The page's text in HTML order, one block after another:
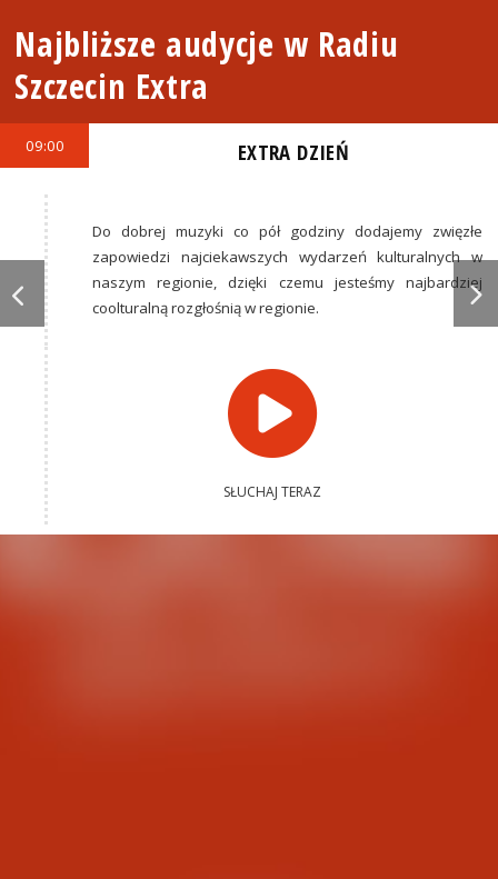
Najbliższe audycje w Radiu
Szczecin Extra
09:00 EXTRA DZIEŃ
Do dobrej muzyki co pół godziny dodajemy zwięzłe
zapowiedzi najciekawszych wydarzeń kulturalnych w
naszym regionie, dzięki czemu jesteśmy najbardziej
coolturalną rozgłośnią w regionie.
SŁUCHAJ TERAZ